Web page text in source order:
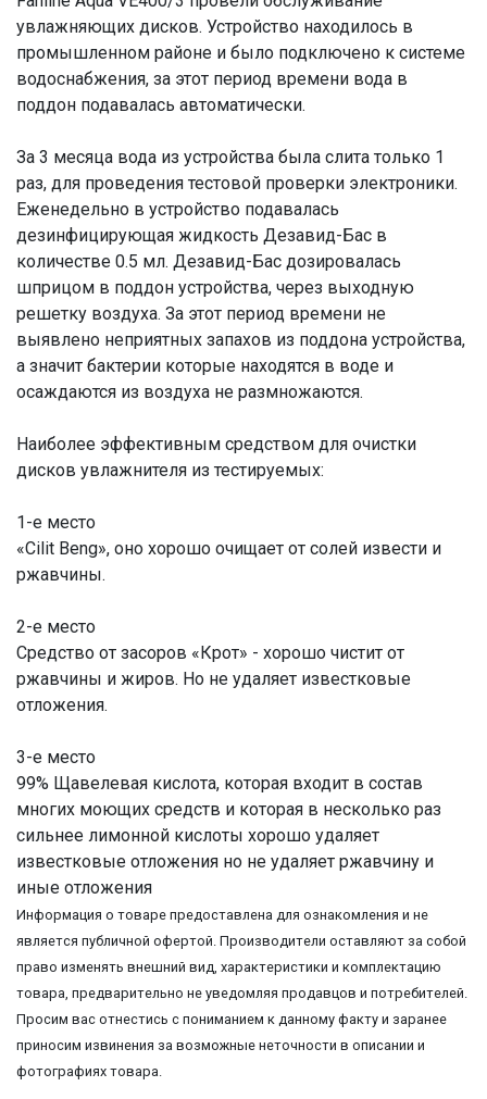
увлажняющих дисков. Устройство находилось в
промышленном районе и было подключено к системе
водоснабжения, за этот период времени вода в
поддон подавалась автоматически.
За 3 месяца вода из устройства была слита только 1
раз, для проведения тестовой проверки электроники.
Еженедельно в устройство подавалась
дезинфицирующая жидкость Дезавид-Бас в
количестве 0.5 мл. Дезавид-Бас дозировалась
шприцом в поддон устройства, через выходную
решетку воздуха. За этот период времени не
выявлено неприятных запахов из поддона устройства,
а значит бактерии которые находятся в воде и
осаждаются из воздуха не размножаются.
Наиболее эффективным средством для очистки
дисков увлажнителя из тестируемых:
1-е место
«Cilit Beng», оно хорошо очищает от солей извести и
ржавчины.
2-е место
Средство от засоров «Крот» - хорошо чистит от
ржавчины и жиров. Но не удаляет известковые
отложения.
3-е место
99% Щавелевая кислота, которая входит в состав
многих моющих средств и которая в несколько раз
сильнее лимонной кислоты хорошо удаляет
известковые отложения но не удаляет ржавчину и
иные отложения
Информация о товаре предоставлена для ознакомления и не
является публичной офертой. Производители оставляют за собой
право изменять внешний вид, характеристики и комплектацию
товара, предварительно не уведомляя продавцов и потребителей.
Просим вас отнестись с пониманием к данному факту и заранее
приносим извинения за возможные неточности в описании и
фотографиях товара.